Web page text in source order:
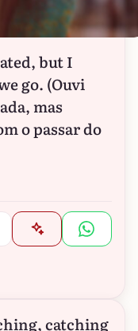
but I
go. (Ouvi
mas
o passar do
catching